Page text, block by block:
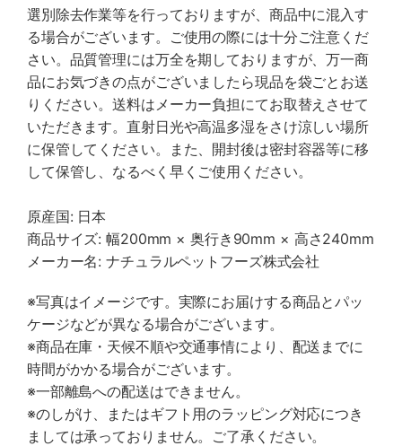
選別除去作業等を行っておりますが、商品中に混入す
る場合がございます。ご使用の際には十分ご注意くだ
さい。品質管理には万全を期しておりますが、万一商
品にお気づきの点がございましたら現品を袋ごとお送
りください。送料はメーカー負担にてお取替えさせて
いただきます。直射日光や高温多湿をさけ涼しい場所
に保管してください。また、開封後は密封容器等に移
して保管し、なるべく早くご使用ください。
原産国: 日本
商品サイズ: 幅200mm × 奥行き90mm × 高さ240mm
メーカー名: ナチュラルペットフーズ株式会社
※写真はイメージです。実際にお届けする商品とパッ
ケージなどが異なる場合がございます。
※商品在庫・天候不順や交通事情により、配送までに
時間がかかる場合がございます。
※一部離島への配送はできません。
※のしがけ、またはギフト用のラッピング対応につき
ましては承っておりません。ご了承ください。